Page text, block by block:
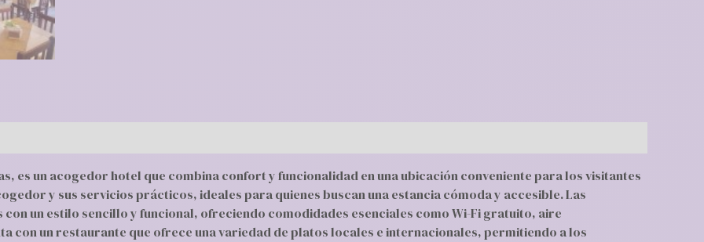
es un acogedor hotel que combina confort y funcionalidad en una ubicación conveniente para los visitantes
y sus servicios prácticos, ideales para quienes buscan una estancia cómoda y accesible. Las
con un estilo sencillo y funcional, ofreciendo comodidades esenciales como Wi-Fi gratuito, aire
con un restaurante que ofrece una variedad de platos locales e internacionales, permitiendo a los